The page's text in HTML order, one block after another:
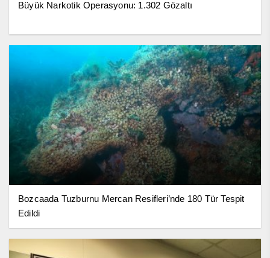
Büyük Narkotik Operasyonu: 1.302 Gözaltı
Bozcaada Tuzburnu Mercan Resifleri’nde 180 Tür Tespit
Edildi